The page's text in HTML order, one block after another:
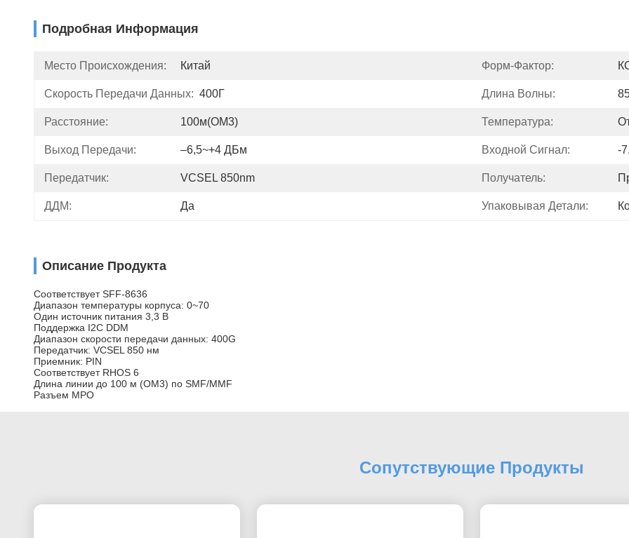
Подробная Информация
Место Происхождения: Китай Форм-Фактор:
Скорость Передачи Данных: 400Г Длина Волны:
Расстояние: 100м(ОМ3) Температура:
Выход Передачи: –6,5~+4 ДБм Входной Сигнал: -
Передатчик: VCSEL 850nm Получатель:
ДДМ: Да Упаковывая Детали:
Описание Продукта
Соответствует SFF-8636
Диапазон температуры корпуса: 0~70
Один источник питания 3,3 В
Поддержка I2C DDM
Диапазон скорости передачи данных: 400G
Передатчик: VCSEL 850 нм
Приемник: PIN
Соответствует RHOS 6
Длина линии до 100 м (OM3) по SMF/MMF
Разъем MPO
Сопутствующие Продукты